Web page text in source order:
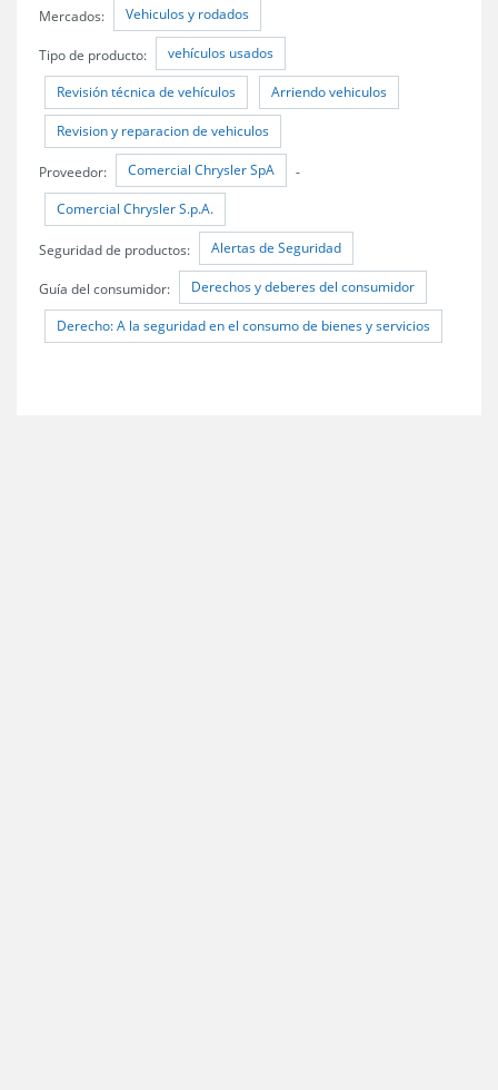
Mercados: Vehiculos y rodados
Tipo de producto: vehículos usados
Revisión técnica de vehículos Arriendo vehiculos
Revision y reparacion de vehiculos
Proveedor: Comercial Chrysler SpA -
Comercial Chrysler S.p.A.
Seguridad de productos: Alertas de Seguridad
Guía del consumidor: Derechos y deberes del consumidor
Derecho: A la seguridad en el consumo de bienes y servicios